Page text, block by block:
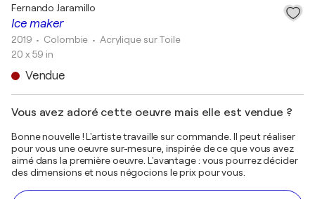
Ice maker
Fernando Jaramillo
2019 • Colombie • Acrylique sur Toile
20 x 59 in
Vendue
Vous avez adoré cette oeuvre mais elle est vendue ?
Bonne nouvelle ! L'artiste travaille sur commande. Il peut réaliser
pour vous une oeuvre sur-mesure, inspirée de ce que vous avez
aimé dans la première oeuvre. L'avantage : vous pourrez décider
des dimensions et nous négocions le prix pour vous.